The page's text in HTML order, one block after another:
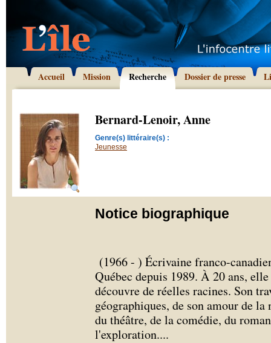
Accueil Mission Recherche Dossier de presse
Bernard-Lenoir, Anne
Genre(s) littéraire(s) :
Jeunesse
Notice biographique
(1966 - ) Écrivaine franco-
Québec depuis 1989. À 20 ans,
découvre de réelles racines. Son
géographiques, de son amour de
du théâtre, de la comédie, du
l'exploration....